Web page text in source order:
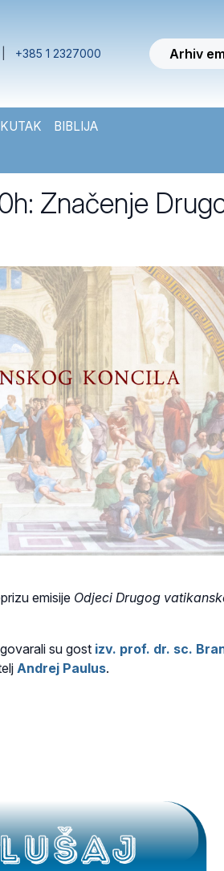
+385 1 2327000 Arhiv
BIBLIJA
Značenje
emisije Odjeci Drugog
su gost izv. prof. dr. sc.
Andrej Paulus.